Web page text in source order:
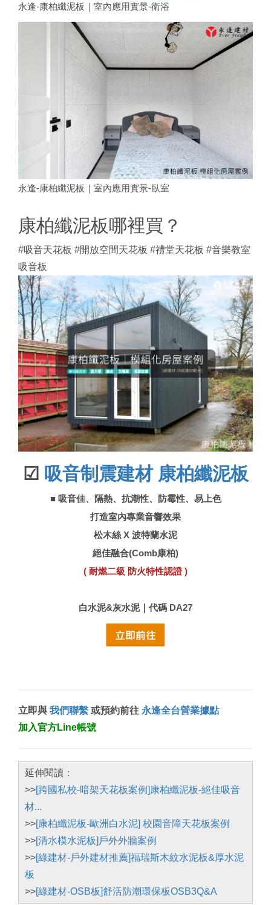
永逢-康柏纖泥板｜室內應用實景-衛浴
永逢-康柏纖泥板｜室內應用實景-臥室
康柏纖泥板哪裡買？
#吸音天花板 #開放空間天花板 #禮堂天花板 #音樂教室
吸音板
☑ 吸音制震建材 康柏纖泥板
■ 吸音佳、隔熱、抗潮性、防霉性、易上色
打造室內專業音響效果
松木絲 X 波特蘭水泥
絕佳融合(Comb康柏)
( 耐燃二級 防火特性認證 )
白水泥&灰水泥｜代碼 DA27
立即與 我們聯繫 或預約前往 永逢全台營業據點
加入官方Line帳號
延伸閱讀：
>>[跨國私校-暗架天花板案例]康柏纖泥板-絕佳吸音
材...
>>[康柏纖泥板-歐洲白水泥] 校園音障天花板案例
>>[清水模水泥板]戶外外牆案例
>>[綠建材-戶外建材推薦]福瑞斯木紋水泥板&厚水泥
板
>>[綠建材-OSB板]舒活防潮環保板OSB3Q&A